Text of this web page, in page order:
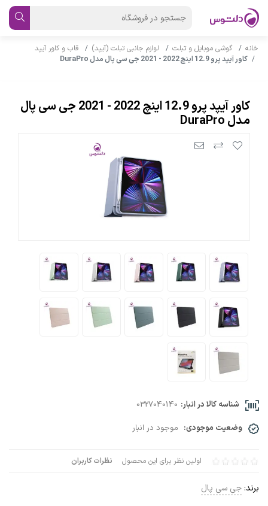
خانه گوشی موبایل و تبلت لوازم جانبی تبلت (آیپد)
قاب و کاور آیپد
کاور آیپد پرو 12.9 اینچ 2022 - 2021 جی سی پال مدل DuraPro
کاور آیپد پرو 12.9 اینچ 2022 - 2021 جی سی پال
مدل DuraPro
اولین نظر برای این محصول نظرات کاربران
برند:جی سی پال
شناسه کالا در انبار: 0327040140
وضعیت موجودی: موجود در انبار